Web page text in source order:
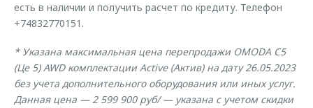
есть в наличии и получить расчет по кредиту. Телефон
+74832770151.
* Указана максимальная цена перепродажи OMODA C5
(Це 5) AWD комплектации Active (Актив) на дату 26.05.2023
без учета дополнительного оборудования или иных услуг.
Данная цена — 2 599 900 руб/ — указана с учетом скидки